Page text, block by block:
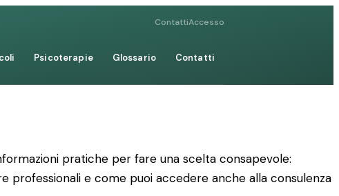
ContattiAccesso
Psicoterapie Glossario Contatti
pratiche per fare una scelta consapevole:
professionali e come puoi accedere anche alla consulenza